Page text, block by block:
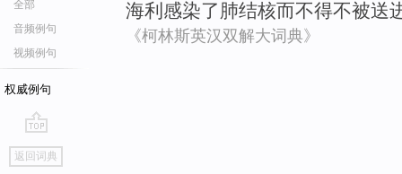
全部
音频例句
视频例句
权威例句
go
top
返回词典
海利 感染了 肺结核而不得不被送
《柯林斯英汉双解大词典》